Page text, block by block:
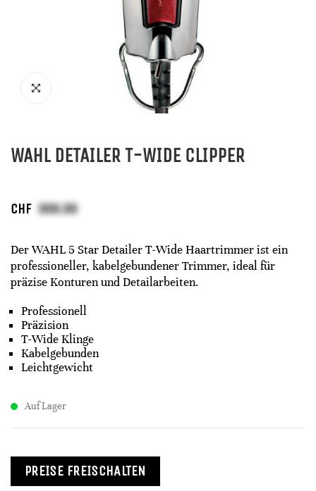
WAHL DETAILER T-WIDE CLIPPER
CHF
Der WAHL 5 Star Detailer T-Wide Haartrimmer ist ein
professioneller, kabelgebundener Trimmer, ideal für
präzise Konturen und Detailarbeiten.
Professionell
Präzision
T-Wide Klinge
Kabelgebunden
Leichtgewicht
Auf Lager
PREISE FREISCHALTEN